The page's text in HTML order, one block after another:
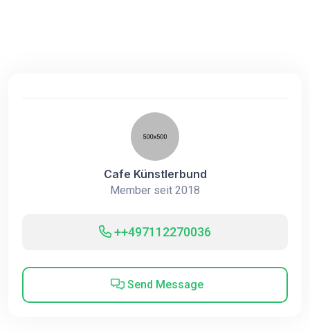
Cafe Künstlerbund
Member seit 2018
++497112270036
Send Message